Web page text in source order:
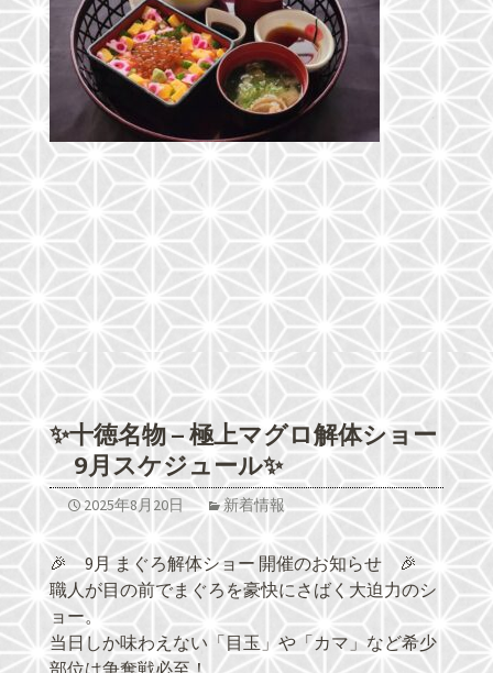
✨十徳名物 – 極上マグロ解体ショー
9月スケジュール✨
2025年8月20日 新着情報
🎉 9月 まぐろ解体ショー 開催のお知らせ 🎉
職人が目の前でまぐろを豪快にさばく大迫力のシ
ョー。
当日しか味わえない「目玉」や「カマ」など希少
部位は争奪戦必至！